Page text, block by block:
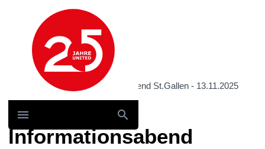
Hauptnavigation
Events / Informationsabend St.Gallen - 13.11.2025
Informationsabend